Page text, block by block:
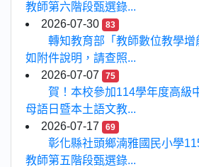
教師第六階段甄選錄...
2026-07-30
83
轉知教育部「教師數位教學
如附件說明，請查照...
2026-07-07
75
賀！本校參加114學年度高級
母語日暨本土語文教...
2026-07-17
69
彰化縣社頭鄉湳雅國民小學
教師第五階段甄選錄...